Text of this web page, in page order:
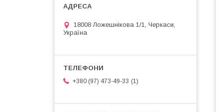
18008 Ложешнікова 1/1, Черкаси,
Україна
+380 (97) 473-49-33 1